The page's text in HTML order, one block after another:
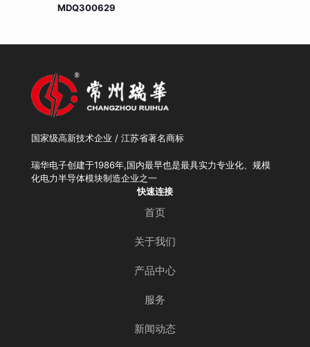
MDQ300629
国家级高新技术企业 / 江苏省著名商标
瑞华电子创建于1986年,国内最早也是最具实力专业化、规模
化电力半导体模块制造企业之一
快速连接
首页
关于我们
产品中心
服务
新闻动态